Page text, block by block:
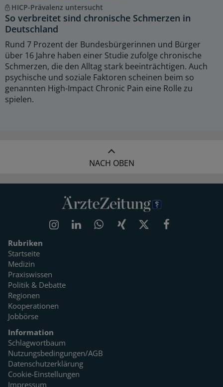
HICP-Prävalenz untersucht
So verbreitet sind chronische Schmerzen in
Deutschland
Rund 7 Prozent der Bundesbürgerinnen und Bürger
über 16 Jahre haben einer Studie zufolge chronische
Schmerzen, die den Alltag stark beeinträchtigen. Auch
psychische und soziale Faktoren scheinen beim so
genannten High-Impact Chronic Pain eine Rolle zu
spielen.
NACH OBEN
Rubriken
Startseite
Medizin
Praxiswissen
Politik & Debatte
Regionen
Kooperationen
Jobbörse
Information
Schlagwortbaum
Nutzungsbedingungen/AGB
Datenschutzerklärung
Cookie-Einstellungen
Impressum